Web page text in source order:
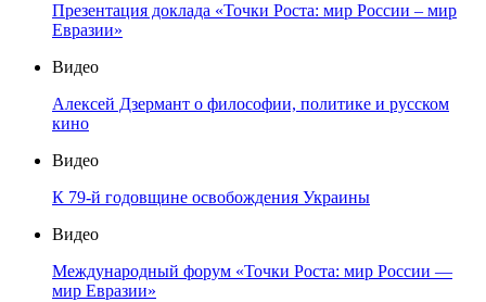
Презентация доклада «Точки Роста: мир России – мир
Евразии»
Видео
Алексей Дзермант о философии, политике и русском
кино
Видео
К 79-й годовщине освобождения Украины
Видео
Международный форум «Точки Роста: мир России —
мир Евразии»